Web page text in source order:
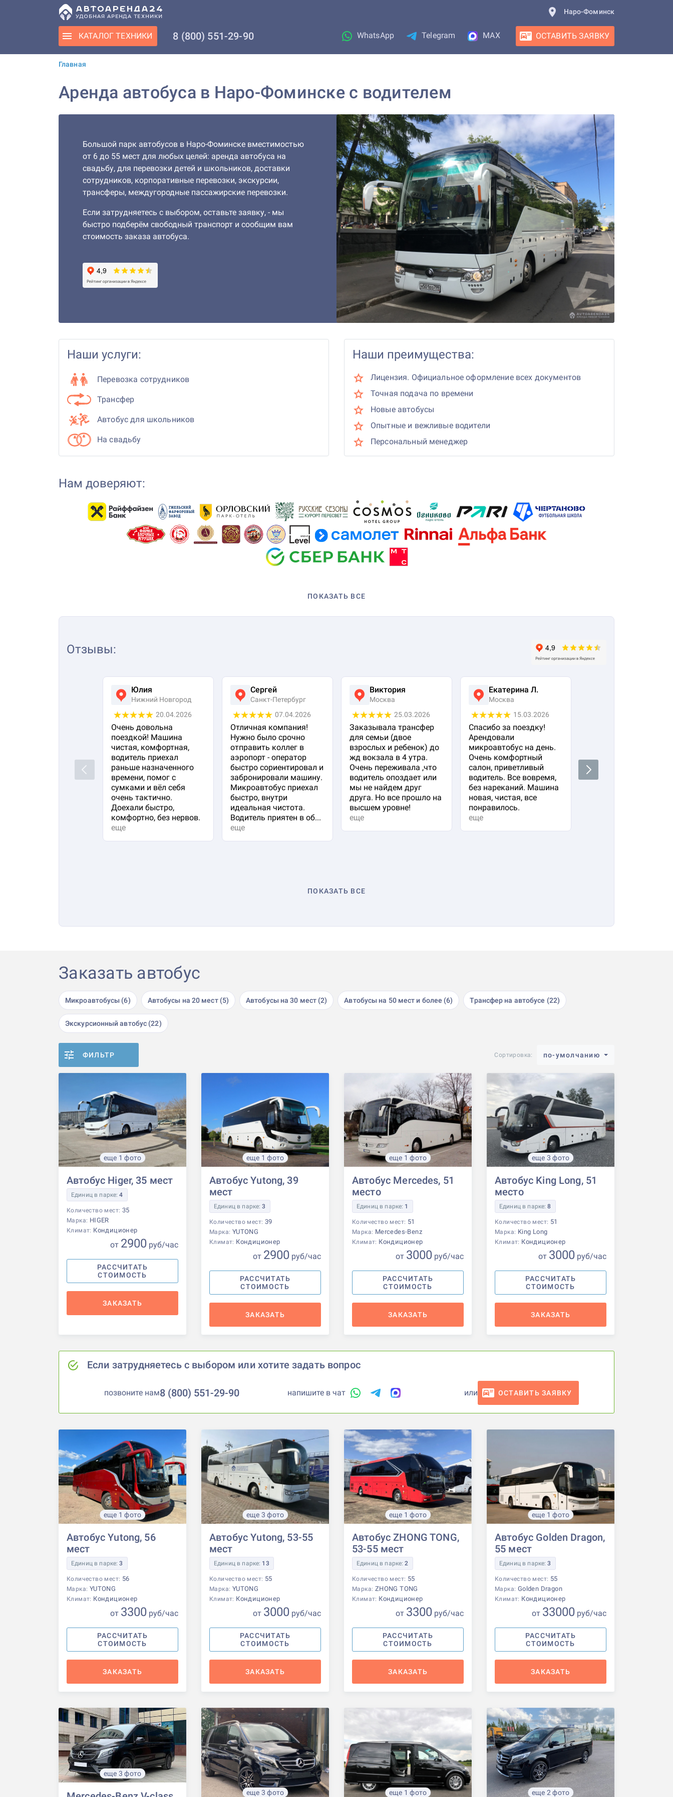
Наро-Фоминск
КАТАЛОГ ТЕХНИКИ 8 (800) 551-29-90 WhatsApp Telegram MAX ОСТАВИТЬ ЗАЯВКУ
Главная
Аренда автобуса в Наро-Фоминске с водителем
Большой парк автобусов в Наро-Фоминске вместимостью
от 6 до 55 мест для любых целей: аренда автобуса на
свадьбу, для перевозки детей и школьников, доставки
сотрудников, корпоративные перевозки, экскурсии,
трансферы, междугородные пассажирские перевозки.
Если затрудняетесь с выбором, оставьте заявку, - мы
быстро подберём свободный транспорт и сообщим вам
стоимость заказа автобуса.
Наши услуги:
Перевозка сотрудников
Трансфер
Автобус для школьников
На свадьбу
Наши преимущества:
Лицензия. Официальное оформление всех документов
Точная подача по времени
Новые автобусы
Опытные и вежливые водители
Персональный менеджер
Нам доверяют:
ПОКАЗАТЬ ВСЕ
Отзывы:
Previous
Юлия
Нижний Новгород
20.04.2026
Очень довольна
поездкой! Машина
чистая, комфортная,
водитель приехал
раньше назначенного
времени, помог с
сумками и вёл себя
очень тактично.
Доехали быстро,
комфортно, без нервов.
еще
Сергей
Санкт-Петербург
07.04.2026
Отличная компания!
Нужно было срочно
отправить коллег в
аэропорт - оператор
быстро сориентировал и
забронировали машину.
Микроавтобус приехал
быстро, внутри
идеальная чистота.
Водитель приятен в об...
еще
Виктория
Москва
25.03.2026
Заказывала трансфер
для семьи (двое
взрослых и ребенок) до
жд вокзала в 4 утра.
Очень переживала ,что
водитель опоздает или
мы не найдем друг
друга. Но все прошло на
высшем уровне!
еще
Екатерина Л.
Москва
15.03.2026
Спасибо за поездку!
Арендовали
микроавтобус на день.
Очень комфортный
салон, приветливый
водитель. Все вовремя,
без нареканий. Машина
новая, чистая, все
понравилось.
еще
очень довольна!
Водитель водит очень
плавно и аккуратно,
Next
ПОКАЗАТЬ ВСЕ
Заказать автобус
Микроавтобусы (6) Автобусы на 20 мест (5) Автобусы на 30 мест (2) Автобусы на 50 мест и более (6) Трансфер на автобусе (22)
Экскурсионный автобус (22)
ФИЛЬТР Сортировка: по-умолчанию
еще 1 фото
Автобус Higer, 35 мест
Единиц в парке:4
Количество мест: 35
Марка: HIGER
Климат: Кондиционер
от 2900 руб/час
РАССЧИТАТЬ
СТОИМОСТЬ
ЗАКАЗАТЬ
еще 1 фото
Автобус Yutong, 39
мест
Единиц в парке:3
Количество мест: 39
Марка: YUTONG
Климат: Кондиционер
от 2900 руб/час
РАССЧИТАТЬ
СТОИМОСТЬ
ЗАКАЗАТЬ
еще 1 фото
Автобус Mercedes, 51
место
Единиц в парке: 1
Количество мест: 51
Марка: Mercedes-Benz
Климат: Кондиционер
от 3000 руб/час
РАССЧИТАТЬ
СТОИМОСТЬ
ЗАКАЗАТЬ
еще 3 фото
Автобус King Long, 51
место
Единиц в парке:8
Количество мест: 51
Марка: King Long
Климат: Кондиционер
от 3000 руб/час
РАССЧИТАТЬ
СТОИМОСТЬ
ЗАКАЗАТЬ
Если затрудняетесь с выбором или хотите задать вопрос
позвоните нам8 (800) 551-29-90 напишите в чат или ОСТАВИТЬ ЗАЯВКУ
еще 1 фото
Автобус Yutong, 56
мест
Единиц в парке:3
Количество мест: 56
Марка: YUTONG
Климат: Кондиционер
от 3300 руб/час
РАССЧИТАТЬ
СТОИМОСТЬ
ЗАКАЗАТЬ
еще 3 фото
Автобус Yutong, 53-55
мест
Единиц в парке: 13
Количество мест: 55
Марка: YUTONG
Климат: Кондиционер
от 3000 руб/час
РАССЧИТАТЬ
СТОИМОСТЬ
ЗАКАЗАТЬ
еще 1 фото
Автобус ZHONG TONG,
53-55 мест
Единиц в парке:2
Количество мест: 55
Марка: ZHONG TONG
Климат: Кондиционер
от 3300 руб/час
РАССЧИТАТЬ
СТОИМОСТЬ
ЗАКАЗАТЬ
еще 1 фото
Автобус Golden Dragon,
55 мест
Единиц в парке:3
Количество мест: 55
Марка: Golden Dragon
Климат: Кондиционер
от 33000 руб/час
РАССЧИТАТЬ
СТОИМОСТЬ
ЗАКАЗАТЬ
еще 3 фото
еще 3 фото еще 1 фото еще 2 фото